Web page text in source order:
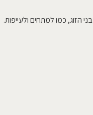
הזוג, כמו למתחים ולעייפות.